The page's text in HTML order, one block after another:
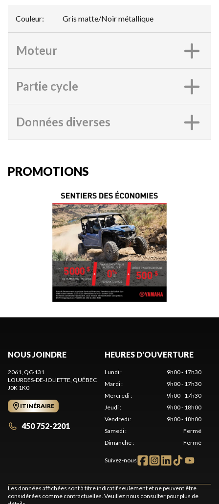
Couleur: Gris matte/Noir métallique
Moteur
Partie cycle
Données diverses
PROMOTIONS
NOUS JOINDRE
2061, QC-131
LOURDES-DE-JOLIETTE, QUÉBEC
J0K 1K0
ITINÉRAIRE
450 752-2201
HEURES D'OUVERTURE
Lundi:
9h00 - 17h30
Mardi:
9h00 - 17h30
Mercredi:
9h00 - 17h30
Jeudi:
9h00 - 18h00
Vendredi:
9h00 - 18h00
Samedi:
Fermé
Dimanche: Fermé
Suivez-nous
Les données affichées sont à titre indicatif seulement et ne peuvent être
considérées comme contractuelles. Veuillez nous consulter pour plus de